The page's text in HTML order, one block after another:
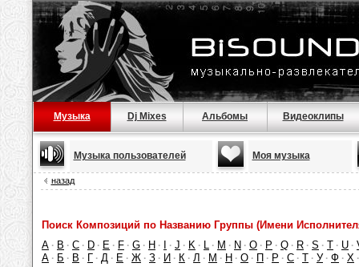
Музыка Dj Mixes Альбомы Видеоклипы
Музыка пользователей Моя музыка
назад
Поиск Композиций по Названию Группы (Имени
A · B · C · D · E · F · G · H · · J · K · L · M · N · O · P · Q · R · S · T · U ·
А · Б · В · Г · Д · Е · Ж · З · И · К · Л · М · Н · О · П · Р · С · Т · У · Ф · Х